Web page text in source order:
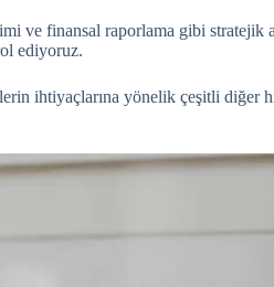
ve finansal raporlama gibi stratejik
ediyoruz.
ihtiyaçlarına yönelik çeşitli